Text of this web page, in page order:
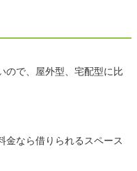
ので、屋外型、宅配型に比
金なら借りられるスペース